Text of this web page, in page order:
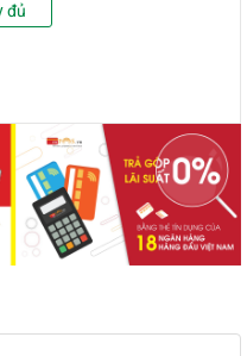
danh tiếng. Sản phẩm
sản phẩm nghiêm ngặt,
châu Âu. Đây là thiết bị
tiện khi sử dụng máy tính,
khả năng kết nối cho máy
để sử dụng với nhu cầu đa
đủ